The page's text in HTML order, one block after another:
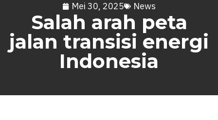
Mei 30, 2025 News
Salah arah peta
jalan transisi energi
Indonesia